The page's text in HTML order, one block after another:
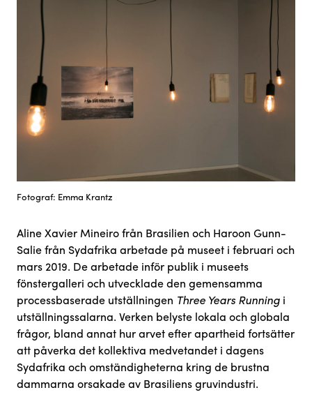
Fotograf: Emma Krantz
Aline Xavier Mineiro från Brasilien och Haroon Gunn-
Salie från Sydafrika arbetade på museet i februari och
mars 2019. De arbetade inför publik i museets
fönstergalleri och utvecklade den gemensamma
processbaserade utställningen Three Years Running i
utställningssalarna. Verken belyste lokala och globala
frågor, bland annat hur arvet efter apartheid fortsätter
att påverka det kollektiva medvetandet i dagens
Sydafrika och omständigheterna kring de brustna
dammarna orsakade av Brasiliens gruvindustri.